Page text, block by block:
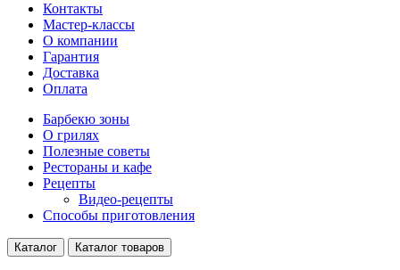
Контакты
Мастер-классы
О компании
Гарантия
Доставка
Оплата
Барбекю зоны
О грилях
Полезные советы
Рестораны и кафе
Рецепты
Видео-рецепты
Способы приготовления
Каталог Каталог товаров